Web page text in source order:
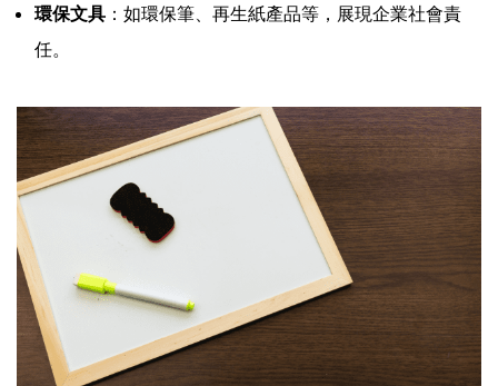
環保文具 ：如環保筆、再生紙產品等，展現企業社會責
任。